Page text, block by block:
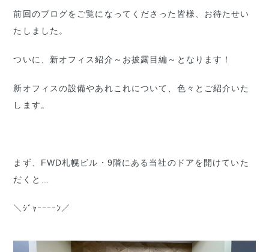
前回のブログをご覧になってくださった皆様、お待たせい
たしました。
ついに、新オフィス紹介～お披露目編～となります！
新オフィスの設備やあれこれについて、色々とご紹介いた
します。
まず、FWD札幌ビル・9階にある当社のドアを開けていた
だくと…
＼ｼﾞｬｰｰｰｰﾝ／